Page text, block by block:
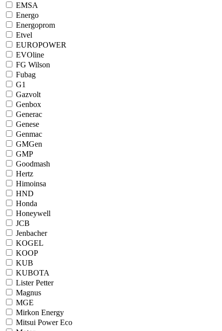
EMSA
Energo
Energoprom
Etvel
EUROPOWER
EVOline
FG Wilson
Fubag
G1
Gazvolt
Genbox
Generac
Genese
Genmac
GMGen
GMP
Goodmash
Hertz
Himoinsa
HND
Honda
Honeywell
JCB
Jenbacher
KOGEL
KOOP
KUB
KUBOTA
Lister Petter
Magnus
MGE
Mirkon Energy
Mitsui Power Eco